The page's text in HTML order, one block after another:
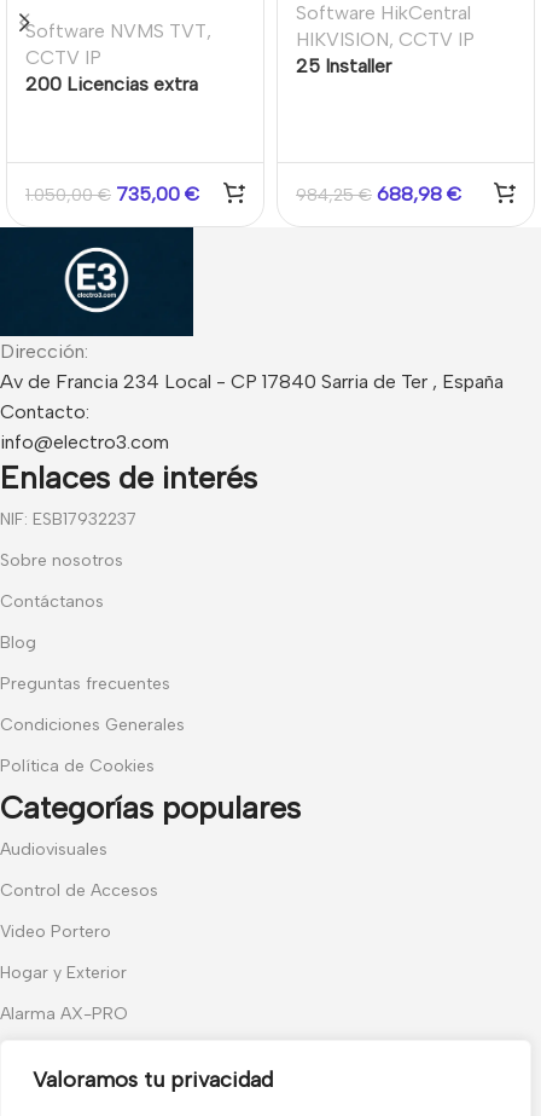
Valoramos tu privacidad
Software NVMS TVT,
CCTV IP
200 Licencias extra
1.050,00€ 735,00 €
Software HikCentral
HIKVISION, CCTV IP
25 Installer
984,25€ 688,98 €
Dirección:
Av de Francia 234 Local - CP 17840 Sarria de Ter , España
Contacto:
info@electro3.com
Enlaces de interés
NIF: ESB17932237
Sobre nosotros
Contáctanos
Blog
Preguntas frecuentes
Condiciones Generales
Política de Cookies
Categorías populares
Audiovisuales
Control de Accesos
Video Portero
Hogar y Exterior
Alarma AX-PRO
Únete a nuestras novedades